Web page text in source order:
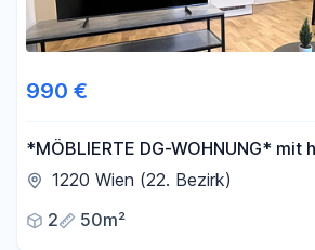
990 €
*MÖBLIERTE DG-WOHNUNG* mit
und Klimaanlage
1220 Wien (22. Bezirk)
2
50m²